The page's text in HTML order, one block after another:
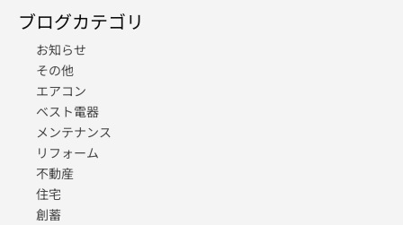
ブログカテゴリ
お知らせ
その他
エアコン
ベスト電器
メンテナンス
リフォーム
不動産
住宅
創蓄